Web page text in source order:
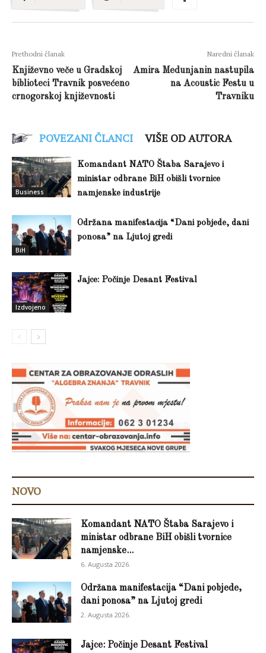
Prethodni članak
Književno veče u Gradskoj
biblioteci Travnik posvećeno
crnogorskoj književnosti
Naredni članak
Amira Medunjanin nastupila
na Acoustic Festu u
Travniku
POVEZANI ČLANCI VIŠE OD AUTORA
Business
Komandant NATO Štaba Sarajevo i
ministar odbrane BiH obišli tvornice
namjenske industrije
BiH
Održana manifestacija “Dani pobjede, dani
ponosa” na Ljutoj gredi
Izdvojeno
Jajce: Počinje Desant Festival
NOVO
Komandant NATO Štaba Sarajevo i
ministar odbrane BiH obišli tvornice
namjenske...
6. Augusta 2026.
Održana manifestacija “Dani pobjede,
dani ponosa” na Ljutoj gredi
2. Augusta 2026.
Jajce: Počinje Desant Festival